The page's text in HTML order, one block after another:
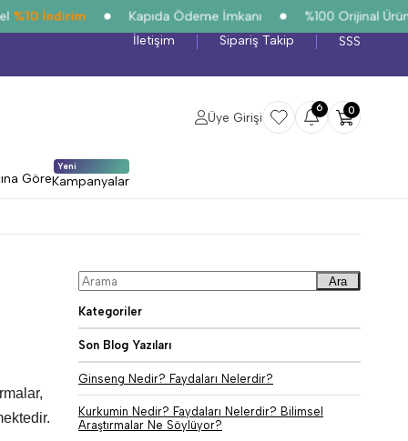
İndirim Kapıda Ödeme İmkanı
%100 Orijinal Ürün
İletişim
Sipariş Takip SSS
Üye Girişi
6 0
Göre
Yeni
Kampanyalar
Ara
Kategoriler
Son Blog Yazıları
Ginseng Nedir? Faydaları Nelerdir?
Kurkumin Nedir? Faydaları Nelerdir? Bilimsel
Araştırmalar Ne Söylüyor?